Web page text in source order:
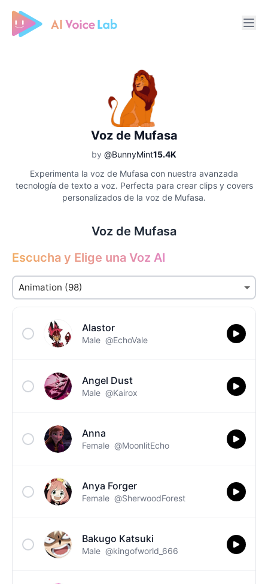
Free AI Cover & AI Voice Over
Voz de Mufasa
by @BunnyMint15.4K
Experimenta la voz de Mufasa con nuestra avanzada
tecnología de texto a voz. Perfecta para crear clips y covers
personalizados de la voz de Mufasa.
Voz de Mufasa
Escucha y Elige una Voz AI
Alastor
Male @EchoVale
Angel Dust
Male @Kairox
Anna
Female @MoonlitEcho
Anya Forger
Female @SherwoodForest
Bakugo Katsuki
Male @kingofworld_666